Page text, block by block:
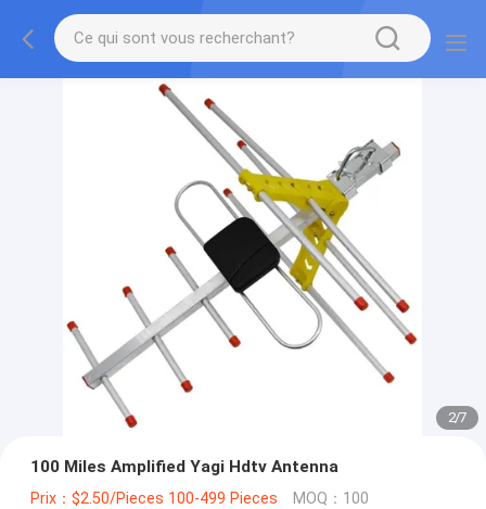
2/7
100 Miles Amplified Yagi Hdtv Antenna
Prix：$2.50/Pieces 100-499 Pieces MOQ：100